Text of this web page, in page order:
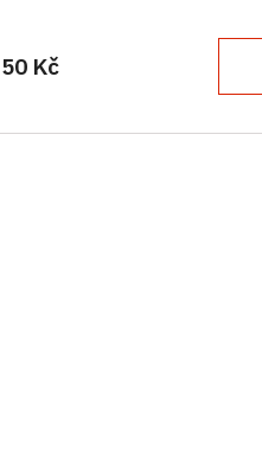
50 Kč